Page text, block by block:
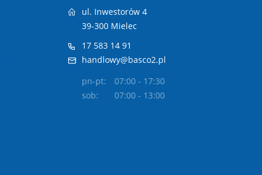
ul. Inwestorów 4
39-300 Mielec
17 583 14 91
handlowy@basco2.pl
pn-pt:
07:00 - 17:30
sob:
07:00 - 13:00